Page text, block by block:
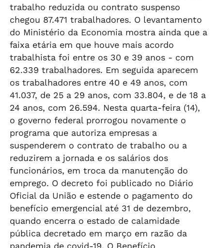
trabalho reduzida ou contrato suspenso
chegou 87.471 trabalhadores. O levantamento
do Ministério da Economia mostra ainda que a
faixa etária em que houve mais acordo
trabalhista foi entre os 30 e 39 anos - com
62.339 trabalhadores. Em seguida aparecem
os trabalhadores entre 40 e 49 anos, com
41.037, de 25 a 29 anos, com 33.804, e de 18 a
24 anos, com 26.594. Nesta quarta-feira (14),
o governo federal prorrogou novamente o
programa que autoriza empresas a
suspenderem o contrato de trabalho ou a
reduzirem a jornada e os salários dos
funcionários, em troca da manutenção do
emprego. O decreto foi publicado no Diário
Oficial da União e estende o pagamento do
benefício emergencial até 31 de dezembro,
quando encerra o estado de calamidade
pública decretado em março em razão da
pandemia de covid-19. O Benefício